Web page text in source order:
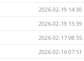
2026-02-19 14:30
2026-02-19 13:39
2026-02-17 08:55
2026-02-16 07:51